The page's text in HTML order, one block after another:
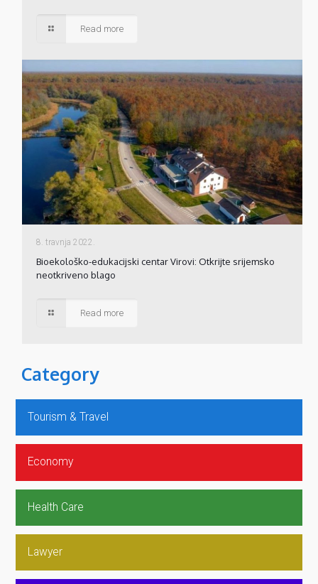
Read more
8. travnja 2022.
Bioekološko-edukacijski centar Virovi: Otkrijte srijemsko
neotkriveno blago
Read more
Category
Tourism & Travel
Economy
Health Care
Lawyer